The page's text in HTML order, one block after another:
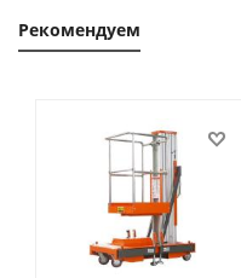
Рекомендуем